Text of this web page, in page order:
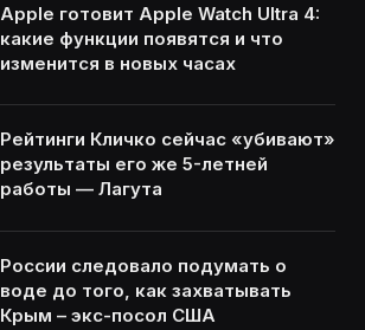
Apple готовит Apple Watch Ultra 4:
какие функции появятся и что
изменится в новых часах
Рейтинги Кличко сейчас «убивают»
результаты его же 5-летней
работы — Лагута
России следовало подумать о
воде до того, как захватывать
Крым – экс-посол США